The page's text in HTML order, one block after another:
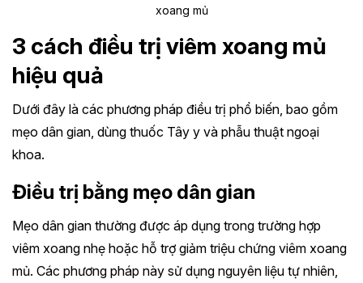
xoang mủ
3 cách điều trị viêm xoang mủ
hiệu quả
Dưới đây là các phương pháp điều trị phổ biến, bao gồm
mẹo dân gian, dùng thuốc Tây y và phẫu thuật ngoại
khoa.
Điều trị bằng mẹo dân gian
Mẹo dân gian thường được áp dụng trong trường hợp
viêm xoang nhẹ hoặc hỗ trợ giảm triệu chứng viêm xoang
mủ. Các phương pháp này sử dụng nguyên liệu tự nhiên,